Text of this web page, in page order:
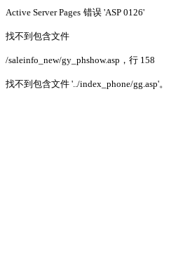
Active Server Pages 错误 'ASP 0126'
找不到包含文件
/saleinfo_new/gy_phshow.asp ，行 158
找不到包含文件 '../index_phone/gg.asp'。